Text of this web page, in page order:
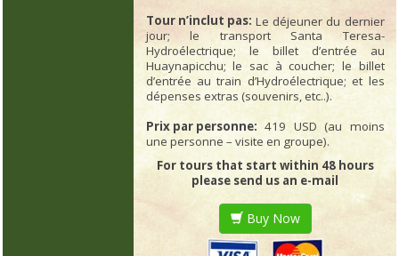
Tour n’inclut pas: Le déjeuner du dernier
jour; le transport Santa Teresa-
Hydroélectrique; le billet d’entrée au
Huaynapicchu; le sac à coucher; le billet
d’entrée au train d’Hydroélectrique; et les
dépenses extras (souvenirs, etc..).
Prix par personne: 419 USD (au moins
une personne – visite en groupe).
For tours that start within 48 hours
please send us an e-mail
Buy Now